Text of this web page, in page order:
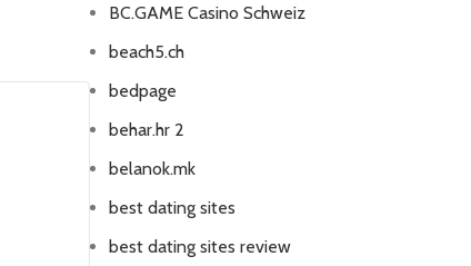
BC.GAME Casino Schweiz
beach5.ch
bedpage
behar.hr 2
belanok.mk
best dating sites
best dating sites review